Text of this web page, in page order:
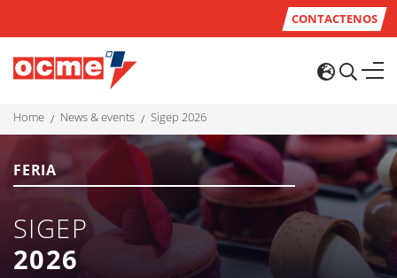
CONTACTENOS
home news & events sigep 2026
FERIA
SIGEP
2026